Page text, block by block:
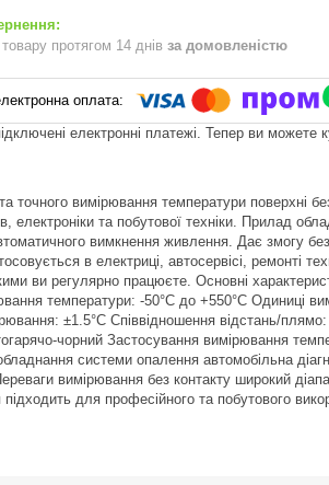
протягом 14 днів за домовленістю
електронні платежі. Тепер ви
точного вимірювання температури поверхні
електроніки та побутової техніки. Прилад
вимкнення живлення. Дає змогу
в електриці, автосервісі, ремонті
ви регулярно працюєте. Основні
температури: -50°C до +550°C Одиниці
±1.5°C Співвідношення відстань/
чорний Застосування вимірювання
системи опалення автомобільна
вимірювання без контакту широкий
для професійного та побутового